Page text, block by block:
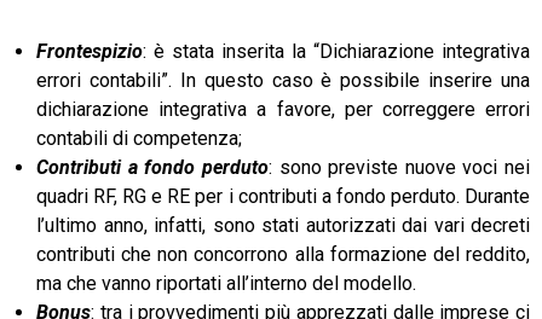
Frontespizio: è stata inserita la “Dichiarazione integrativa
errori contabili”. In questo caso è possibile inserire una
dichiarazione integrativa a favore, per correggere errori
contabili di competenza;
Contributi a fondo perduto: sono previste nuove voci nei
quadri RF, RG e RE per i contributi a fondo perduto. Durante
l’ultimo anno, infatti, sono stati autorizzati dai vari decreti
contributi che non concorrono alla formazione del reddito,
ma che vanno riportati all’interno del modello.
Bonus: tra i provvedimenti più apprezzati dalle imprese ci